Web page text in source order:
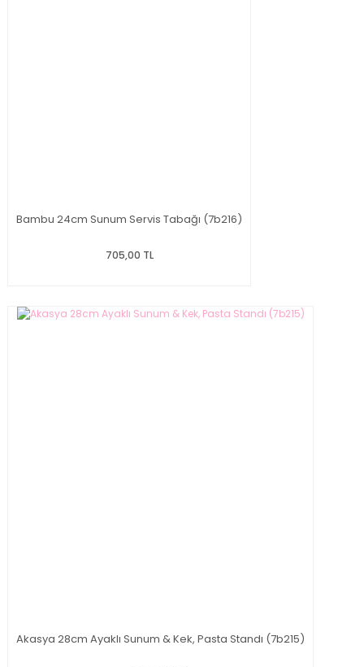
Bambu 24cm Sunum Servis Tabağı (7b216)
705,00 TL
Akasya 28cm Ayaklı Sunum & Kek, Pasta Standı (7b215)